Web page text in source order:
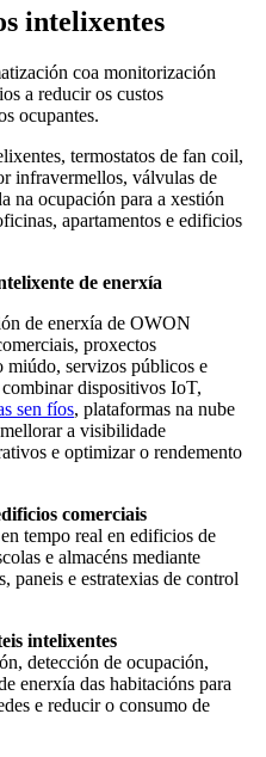
intelixentes
coa monitorización
a reducir os custos
ocupantes.
termostatos de fan coil,
infravermellos, válvulas de
na ocupación para a xestión
apartamentos e edificios
de enerxía
de enerxía de OWON
proxectos
miúdo, servizos públicos e
dispositivos IoT,
sen fíos, plataformas na nube
a visibilidade
e optimizar o rendemento
comerciais
tempo real en edificios de
e almacéns mediante
paneis e estratexias de control
intelixentes
detección de ocupación,
enerxía das habitacións para
e reducir o consumo de